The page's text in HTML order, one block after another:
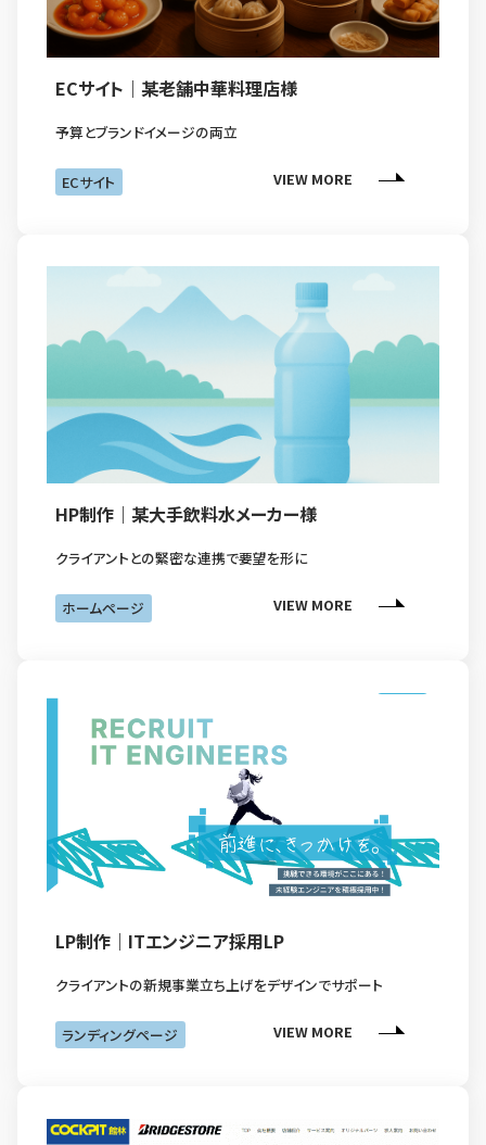
ECサイト｜某老舗中華料理店様
予算とブランドイメージの両立
ECサイト VIEW MORE
HP制作｜某大手飲料水メーカー様
クライアントとの緊密な連携で要望を形に
ホームページ VIEW MORE
LP制作｜ITエンジニア採用LP
クライアントの新規事業立ち上げをデザインでサポート
ランディングページ VIEW MORE